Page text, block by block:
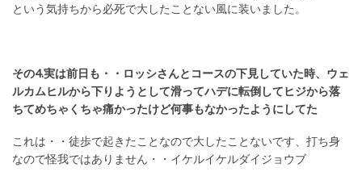
という気持ちから必死で大したことない風に装いました。
その4.実は前日も・・ロッシさんとコースの下見していた時、ウェ
ルカムヒルから下りようとして滑ってハデに転倒してヒジから落
ちてめちゃくちゃ痛かったけど何事もなかったようにしてた
これは・・徒歩で起きたことなので大したことないです、打ち身
なので怪我ではありません・・イケルイケルダイジョウブ